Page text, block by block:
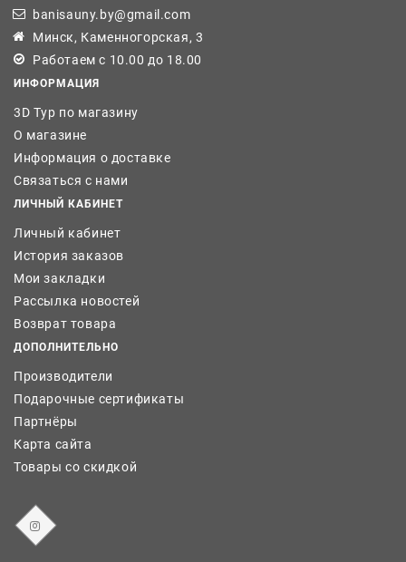
banisauny.by@gmail.com
Минск, Каменногорская, 3
Работаем с 10.00 до 18.00
ИНФОРМАЦИЯ
3D Тур по магазину
О магазине
Информация о доставке
Связаться с нами
ЛИЧНЫЙ КАБИНЕТ
Личный кабинет
История заказов
Мои закладки
Рассылка новостей
Возврат товара
ДОПОЛНИТЕЛЬНО
Производители
Подарочные сертификаты
Партнёры
Карта сайта
Товары со скидкой